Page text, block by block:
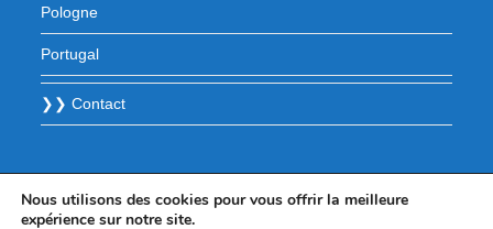
Pologne
Portugal
❯❯ Contact
Nous utilisons des cookies pour vous offrir la meilleure
expérience sur notre site.